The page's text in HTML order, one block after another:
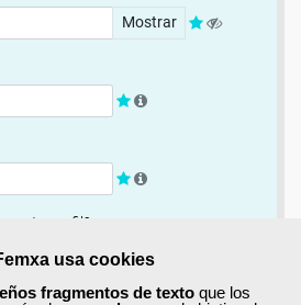
usa cookies
fragmentos de texto que los
Mostrar
tu perfil?
mi perfil más adelante